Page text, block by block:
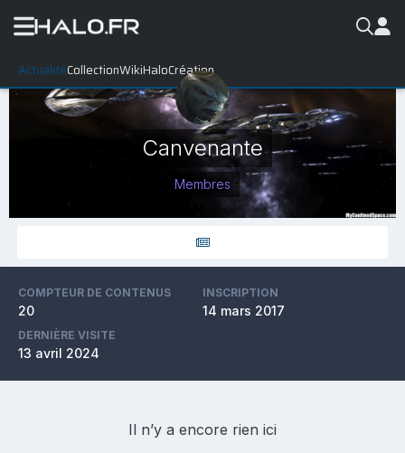
ActualitéCollectionWikiHaloCréation
Canvenante
Membres
COMPTEUR DE CONTENUS
20
INSCRIPTION
14 mars 2017
DERNIÈRE VISITE
13 avril 2024
Il n’y a encore rien ici